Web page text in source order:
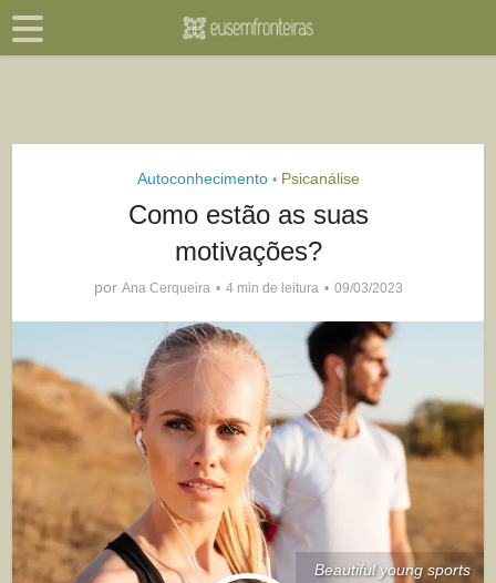
Autoconhecimento • Psicanálise
Como estão as suas
motivações?
por Ana Cerqueira 4 min de leitura 09/03/2023
Beautiful young sports